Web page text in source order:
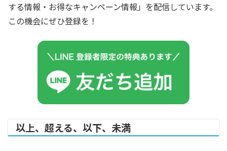
する情報・お得なキャンペーン情報」を配信しています。
この機会にぜひ登録を！
以上、超える、以下、未満